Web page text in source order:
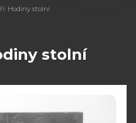
Hodiny stolní
stolní